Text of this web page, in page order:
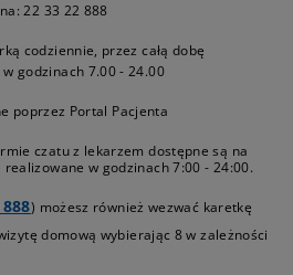
22 33 22 888
codziennie, przez całą dobę
godzinach 7.00 - 24.00
poprzez Portal Pacjenta
czatu z lekarzem dostępne są na
w godzinach 7:00 - 24:00.
) możesz również wezwać karetkę
domową wybierając 8 w zależności